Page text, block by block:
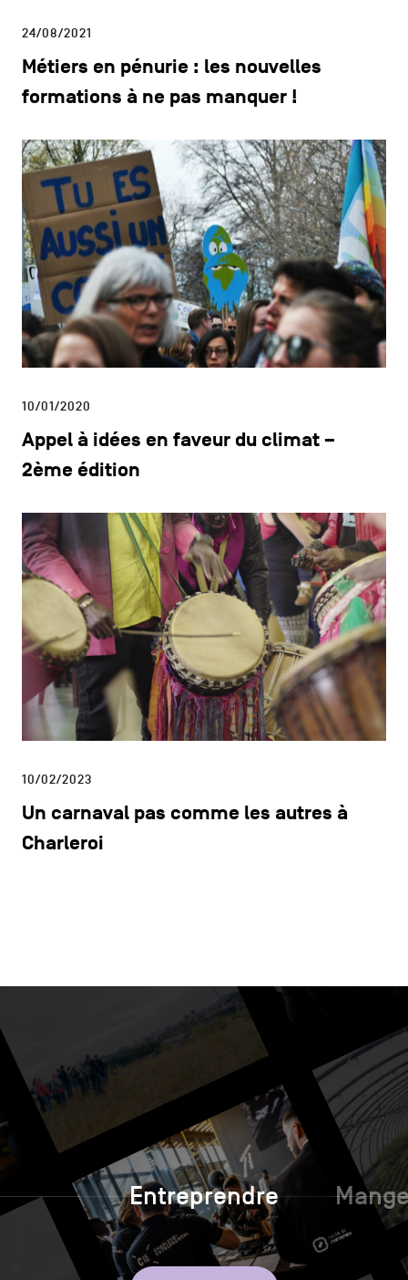
24/08/2021
Métiers en pénurie : les nouvelles
formations à ne pas manquer !
10/01/2020
Appel à idées en faveur du climat –
2ème édition
10/02/2023
Un carnaval pas comme les autres à
Charleroi
Entreprendre